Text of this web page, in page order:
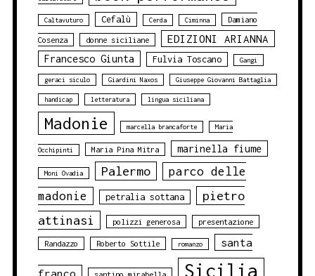
Caltavuturo Cefalù Cerda Ciminna Damiano
Cosenza donne siciliane EDIZIONI ARIANNA
Francesco Giunta Fulvia Toscano Gangi
geraci siculo Giardini Naxos Giuseppe Giovanni Battaglia
handicap letteratura lingua siciliana
Madonie marcella brancaforte Maria
Occhipinti Maria Pina Mitra marinella fiume
Moni Ovadia Palermo
parco delle
madonie
petralia sottana
pietro
attinasi
polizzi generosa presentazione
Randazzo Roberto Sottile romanzo santa
franco santino mirabella Sicilia